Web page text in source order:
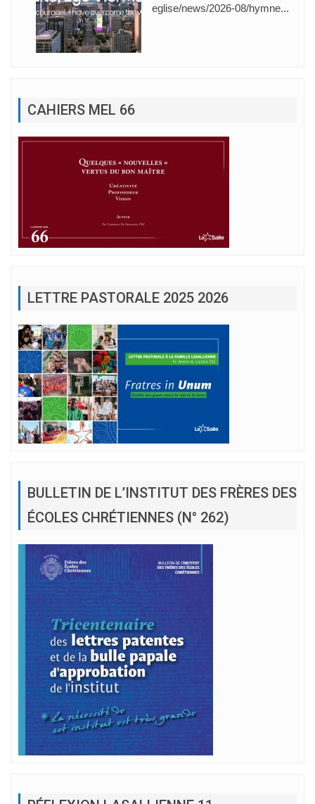
eglise/news/2026-08/hymne...
CAHIERS MEL 66
LETTRE PASTORALE 2025 2026
BULLETIN DE L’INSTITUT DES FRÈRES DES
ÉCOLES CHRÉTIENNES (N° 262)